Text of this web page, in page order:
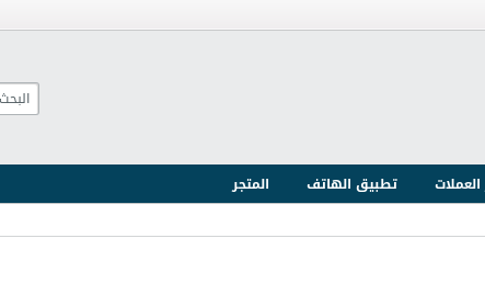
تطبيق الهاتف
المتجر